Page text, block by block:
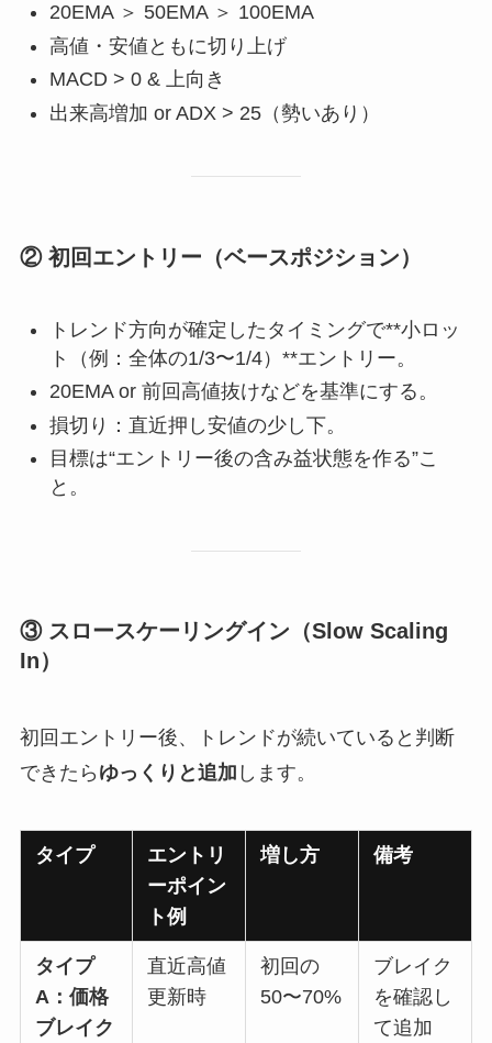
20EMA ＞ 50EMA ＞ 100EMA
高値・安値ともに切り上げ
MACD > 0 & 上向き
出来高増加 or ADX > 25（勢いあり）
② 初回エントリー（ベースポジション）
トレンド方向が確定したタイミングで**小ロッ
ト（例：全体の1/3〜1/4）**エントリー。
20EMA or 前回高値抜けなどを基準にする。
損切り：直近押し安値の少し下。
目標は“エントリー後の含み益状態を作る”こ
と。
③ スロースケーリングイン（Slow Scaling
In）
初回エントリー後、トレンドが続いていると判断
できたら ゆっくりと追加 します。
タイプ
エントリ
ーポイン
ト例
増し方 備考
タイプ
A：価格
ブレイク
直近高値
更新時
初回の
50〜70%
ブレイク
を確認し
て追加